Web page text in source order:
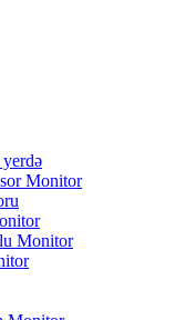
Monitor
Monitor